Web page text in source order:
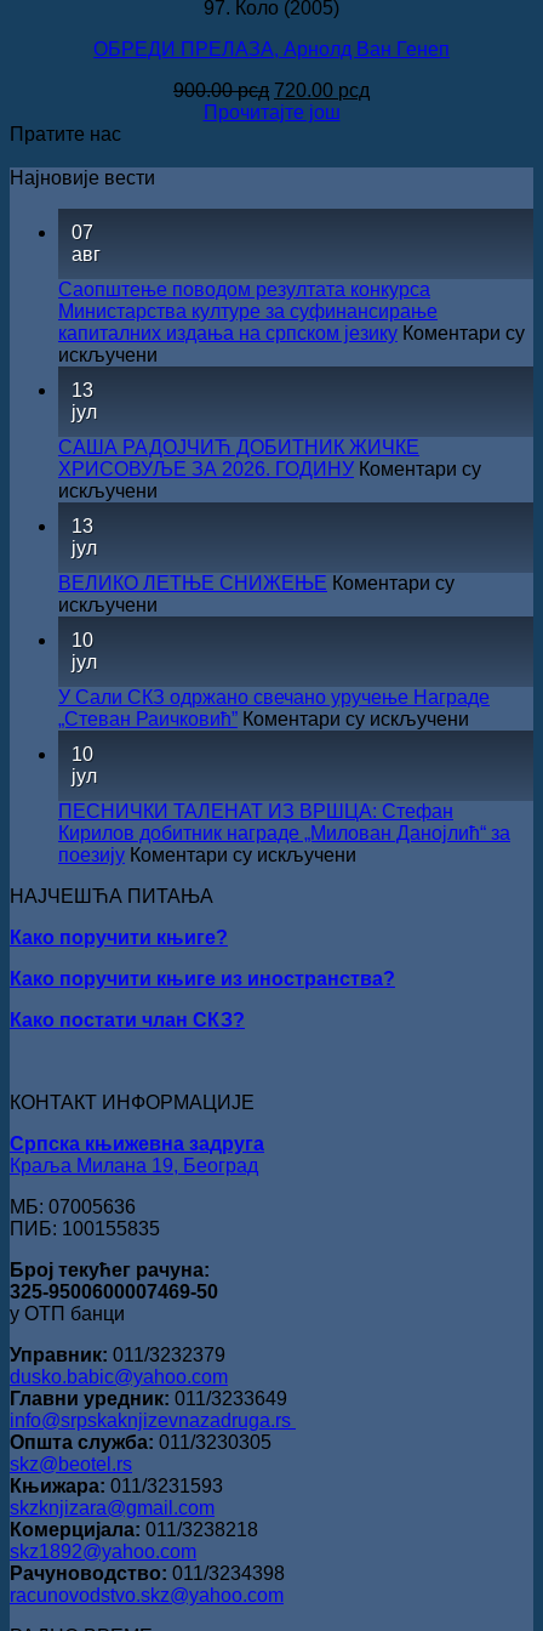
97. Коло (2005)
ОБРЕДИ ПРЕЛАЗА, Арнолд Ван Генеп
900.00рсд Оригинална
цена
720.00 рсд
Прочитајте још
Пратите нас
Најновије вести
07
авг
Саопштење поводом резултата конкурса
Министарства културе за суфинансирање
капиталних издања на српском језику Коментари су
искључени
конкурса
Министарства
културе
за
издања
на
српском
13
јул
САША РАДОЈЧИЋ ДОБИТНИК ЖИЧКЕ
ХРИСОВУЉЕ ЗА 2026. ГОДИНУ Коментари су
искључени
ЖИЧКЕ
ХРИСОВУЉЕ
ЗА
13
јул
ВЕЛИКО ЛЕТЊЕ СНИЖЕЊЕ Коментари су
искључени
10
јул
У Сали СКЗ одржано свечано уручење Награде
„Стеван Раичковић” Коментари су искључени
свечано
10
јул
ПЕСНИЧКИ ТАЛЕНАТ ИЗ ВРШЦА: Стефан
Кирилов добитник награде „Милован Данојлић“ за
поезију Коментари су искључени
Кирилов
НАЈЧЕШЋА ПИТАЊА
Како поручити књиге?
Како поручити књиге из иностранства?
Како постати члан СКЗ?
КОНТАКТ ИНФОРМАЦИЈЕ
Српска књижевна задруга
Краља Милана 19, Београд
МБ: 07005636
ПИБ: 100155835
Број текућег рачуна:
325-9500600007469-50
у ОТП банци
Управник: 011/3232379
dusko.babic@yahoo.com
Главни уредник: 011/3233649
info@srpskaknjizevnazadruga.rs
Општа служба: 011/3230305
skz@beotel.rs
Књижара: 011/3231593
skzknjizara@gmail.com
Комерцијала: 011/3238218
skz1892@yahoo.com
Рачуноводство: 011/3234398
racunovodstvo.skz@yahoo.com